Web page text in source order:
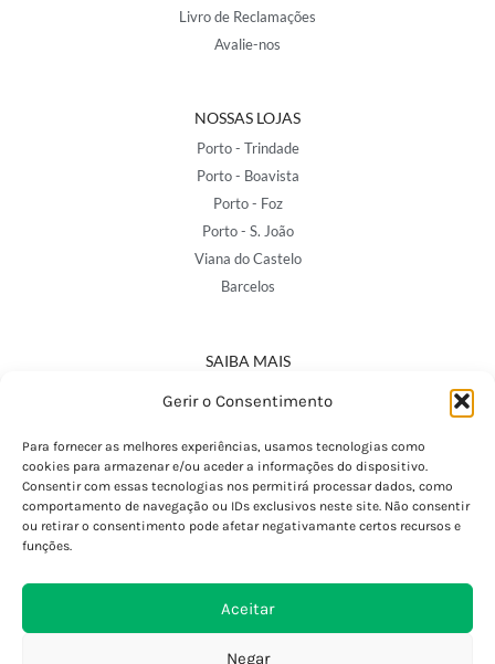
Gerir o Consentimento
Para fornecer as melhores experiências, usamos tecnologias como
cookies para armazenar e/ou aceder a informações do dispositivo.
Consentir com essas tecnologias nos permitirá processar dados, como
comportamento de navegação ou IDs exclusivos neste site. Não consentir
ou retirar o consentimento pode afetar negativamante certos recursos e
funções.
Aceitar
Negar
Livro de Reclamações
Avalie-nos
NOSSAS LOJAS
Porto - Trindade
Porto - Boavista
Porto - Foz
Porto - S. João
Viana do Castelo
Barcelos
SAIBA MAIS
Política de Privacidade
Termos e Condições
Perguntas Frequentes
Custos de Envio
Encomendas Internacionais
Devoluções e Trocas